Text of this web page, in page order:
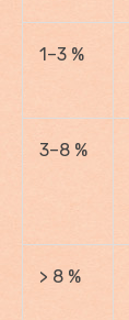
1–3 %
3–8 %
> 8 %